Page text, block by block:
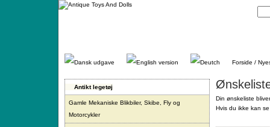
Gå
Forside /
Antikt legetøj
Gamle Mekaniske Blikbiler, Skibe, Fly og
Motorcykler
Din ønskeliste
Hvis du ikke kan